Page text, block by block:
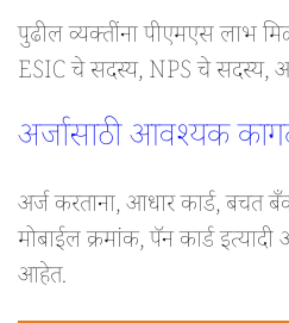
पुढील व्यक्तींना पीएमएस लाभ
ESIC चे सदस्य, NPS चे सदस्य,
अर्जासाठी आवश्यक
अर्ज करताना, आधार कार्ड, बचत
मोबाईल क्रमांक, पॅन कार्ड
आहेत.